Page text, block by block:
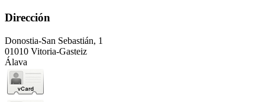
Dirección
Donostia-San Sebastián, 1
01010 Vitoria-Gasteiz
Álava